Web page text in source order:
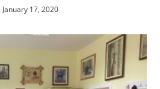
January 17, 2020